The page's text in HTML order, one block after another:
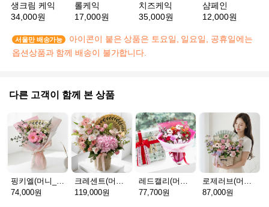
생크림 케익
34,000원
롤케익
17,000원
치즈케익
35,000원
샴페인
12,000원
서울만 배송가능
아이콘이 붙은 상품은 토요일, 일요일, 공휴일에는
옵션상품과 함께 배송이 불가합니다.
다른 고객이 함께 본 상품
74,000원
119,000원
77,700원
87,000원